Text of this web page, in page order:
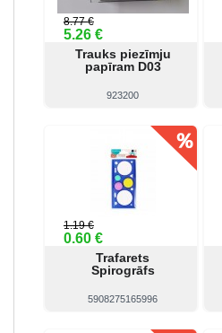
8.77 €
5.26 €
Trauks piezīmju
papīram D03
923200
1.19 €
0.60 €
Trafarets
Spirogrāfs
5908275165996